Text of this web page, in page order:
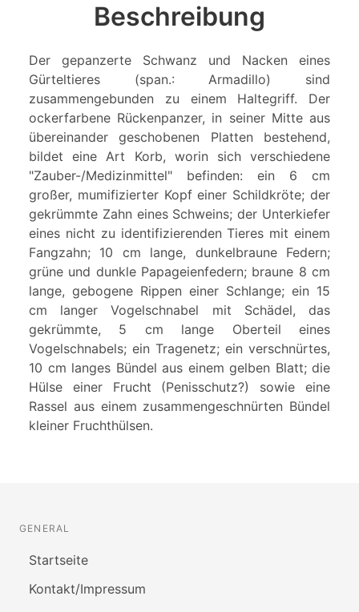
Beschreibung
Der gepanzerte Schwanz und Nacken eines
Gürteltieres (span.: Armadillo) sind
zusammengebunden zu einem Haltegriff. Der
ockerfarbene Rückenpanzer, in seiner Mitte aus
übereinander geschobenen Platten bestehend,
bildet eine Art Korb, worin sich verschiedene
"Zauber-/Medizinmittel" befinden: ein 6 cm
großer, mumifizierter Kopf einer Schildkröte; der
gekrümmte Zahn eines Schweins; der Unterkiefer
eines nicht zu identifizierenden Tieres mit einem
Fangzahn; 10 cm lange, dunkelbraune Federn;
grüne und dunkle Papageienfedern; braune 8 cm
lange, gebogene Rippen einer Schlange; ein 15
cm langer Vogelschnabel mit Schädel, das
gekrümmte, 5 cm lange Oberteil eines
Vogelschnabels; ein Tragenetz; ein verschnürtes,
10 cm langes Bündel aus einem gelben Blatt; die
Hülse einer Frucht (Penisschutz?) sowie eine
Rassel aus einem zusammengeschnürten Bündel
kleiner Fruchthülsen.
GENERAL
Startseite
Kontakt/Impressum